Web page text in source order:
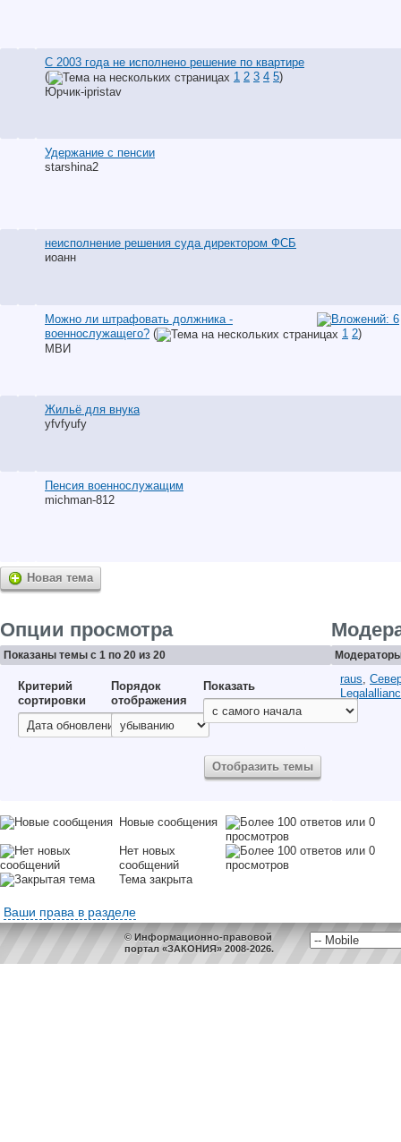
С 2003 года не исполнено решение по квартире
(
1 2 3 4 5)
Юрчик-ipristav
Удержание с пенсии
starshina2
неисполнение решения суда директором ФСБ
иоанн
Можно ли штрафовать должника -
военнослужащего? ( 1 2)
МВИ
Жильё для внука
yfvfyufy
Пенсия военнослужащим
michman-812
Новая тема
Опции просмотра
Показаны темы с 1 по 20 из 20
Критерий
сортировки
Порядок
отображения
Показать
raus,
Новые сообщения
Нет новых
сообщений
Тема закрыта
Ваши права в разделе
© Информационно-правовой
портал «ЗАКОНИЯ» 2008-2026.